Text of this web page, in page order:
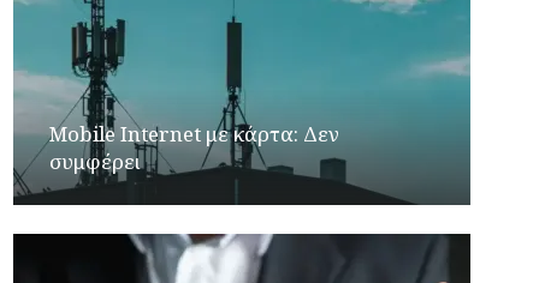
Mobile Internet με κάρτα: Δεν
συμφέρει